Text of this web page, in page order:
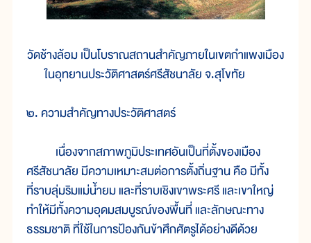
วัดช้างล้อม เป็นโบราณสถานสำคัญภายในเขตกำแพงเมือง
ในอุทยานประวัติศาสตร์ศรีสัชนาลัย จ.สุโขทัย
๒. ความสำคัญทางประวัติศาสตร์
เนื่องจากสภาพภูมิประเทศอันเป็นที่ตั้งของเมือง
ศรีสัชนาลัย มีความเหมาะสมต่อการตั้งถิ่นฐาน คือ มีทั้ง
ที่ราบลุ่มริมแม่น้ำยม และที่ราบเชิงเขาพระศรี และเขาใหญ่
ทำให้มีทั้งความอุดมสมบูรณ์ของพื้นที่ และลักษณะทาง
ธรรมชาติ ที่ใช้ในการป้องกันข้าศึกศัตรูได้อย่างดีด้วย